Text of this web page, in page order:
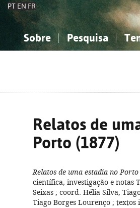
PT EN FR
Sobre Pesquisa
Relatos de
Porto (1877)
Relatos de uma estadia no
científica, investigação e notas
Seixas ; coord. Hélia Silva,
Tiago Borges Lourenço ;